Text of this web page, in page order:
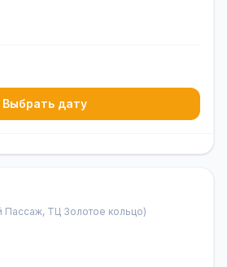
Выбрать дату
Пассаж, ТЦ Золотое кольцо)